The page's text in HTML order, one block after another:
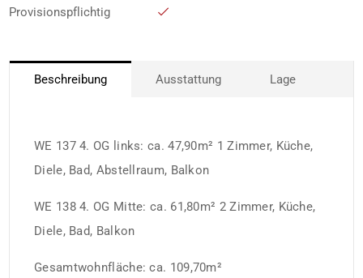
Provisionspflichtig
Beschreibung Ausstattung Lage
WE 137 4. OG links: ca. 47,90m² 1 Zimmer, Küche,
Diele, Bad, Abstellraum, Balkon
WE 138 4. OG Mitte: ca. 61,80m² 2 Zimmer, Küche,
Diele, Bad, Balkon
Gesamtwohnfläche: ca. 109,70m²